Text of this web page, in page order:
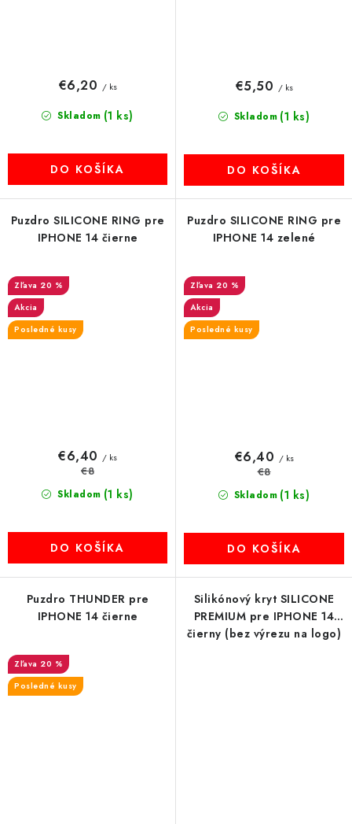
Skladom (1 ks)
€6,20 / ks
DO KOŠÍKA
Skladom (1 ks)
€5,50 / ks
DO KOŠÍKA
Puzdro SILICONE RING pre
IPHONE 14 čierne
20 %
Akcia
Posledné kusy
Skladom (1 ks)
€6,40 / ks
€8
DO KOŠÍKA
Puzdro SILICONE RING pre
IPHONE 14 zelené
20 %
Akcia
Posledné kusy
Skladom (1 ks)
€6,40 / ks
€8
DO KOŠÍKA
Puzdro THUNDER pre
IPHONE 14 čierne
20 %
Posledné kusy
Silikónový kryt SILICONE
PREMIUM pre IPHONE 14
čierny (bez výrezu na logo)